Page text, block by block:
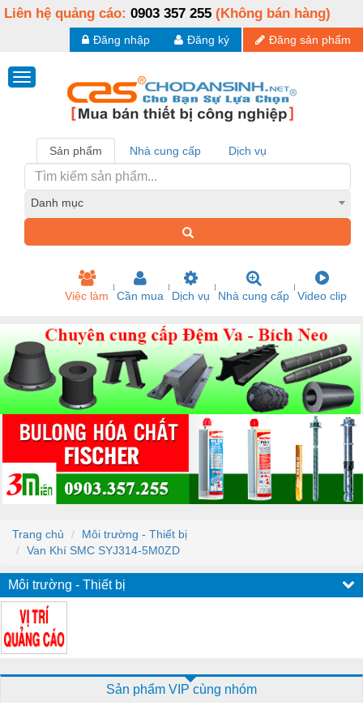
Liên hệ quảng cáo: 0903 357 255 (Không bán hàng)
Đăng sản phẩm
Đăng ký
Đăng nhập
Sản phẩm Nhà cung cấp Dịch vụ
Danh mục
Việc làm Cần mua Dịch vụ Nhà cung cấp Video clip
Trang chủ
Môi trường - Thiết bị
Van Khí SMC SYJ314-5M0ZD
Môi trường - Thiết bị
Sản phẩm VIP cùng nhóm